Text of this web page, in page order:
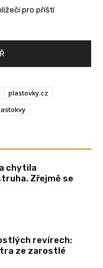
pro příští
plastovky.cz
chytila
Zřejmě se
revírech:
ze zarostlé